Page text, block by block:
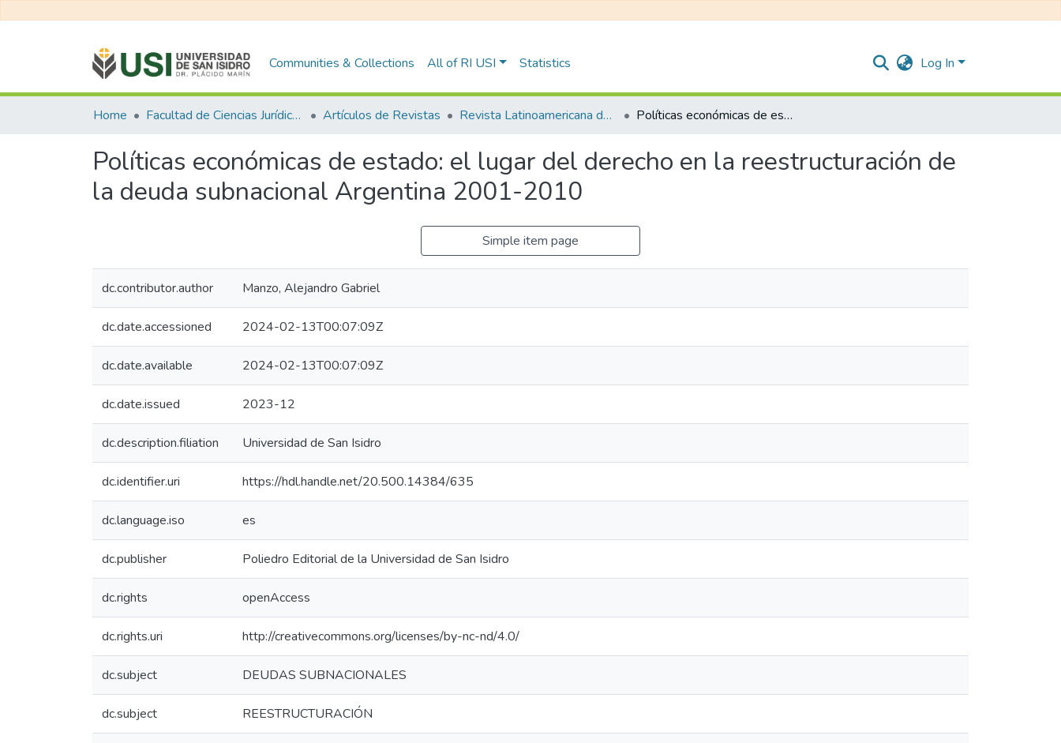
Communities & Collections All of RI USI Statistics Log In
Home Facultad de Ciencias Jurídicas y de la Administración Artículos de Revistas Revista Latinoamericana de Sociología Jurídica Políticas económicas de estado: el lugar del derecho en la reestructuración de la deuda subnacional Argentina 2001-2010
Políticas económicas de estado: el lugar del derecho en la reestructuración de
la deuda subnacional Argentina 2001-2010
Simple item page
dc.contributor.author Manzo, Alejandro Gabriel
dc.date.accessioned 2024-02-13T00:07:09Z
dc.date.available 2024-02-13T00:07:09Z
dc.date.issued 2023-12
dc.description.filiation Universidad de San Isidro
dc.identifier.uri https://hdl.handle.net/20.500.14384/635
dc.language.iso es
dc.publisher Poliedro Editorial de la Universidad de San Isidro
dc.rights openAccess
dc.rights.uri http://creativecommons.org/licenses/by-nc-nd/4.0/
dc.subject DEUDAS SUBNACIONALES
dc.subject REESTRUCTURACIÓN